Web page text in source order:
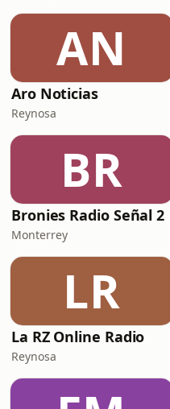
AN
Aro Noticias
Reynosa
BR
Bronies Radio Señal 2
Monterrey
LR
La RZ Online Radio
Reynosa